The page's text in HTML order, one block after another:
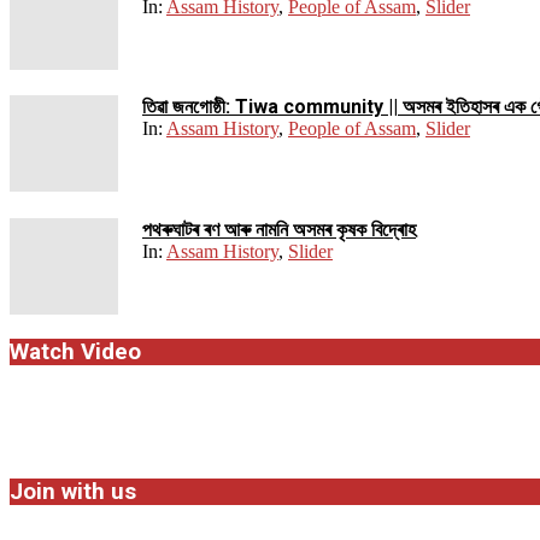
In: Assam History, People of Assam, Slider
তিৱা জনগোষ্ঠী: Tiwa community || অসমৰ ইতিহাসৰ এক
In: Assam History, People of Assam, Slider
পথ​ৰুঘাট​ৰ ৰণ আৰু নামনি অসম​ৰ কৃষক বিদ্ৰোহ​
In: Assam History, Slider
Watch Video
Join with us